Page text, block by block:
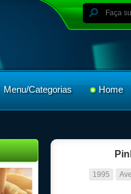
Menu/Categorias Home
1995